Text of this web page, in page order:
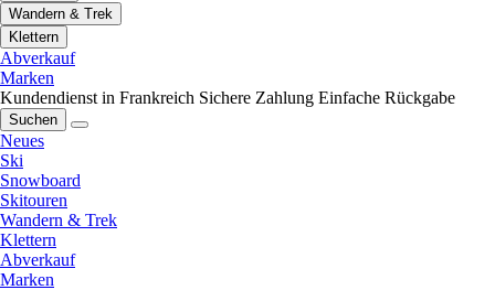
Wandern & Trek
Klettern
Abverkauf
Marken
Kundendienst in Frankreich Sichere Zahlung Einfache Rückgabe
Suchen
Neues
Ski
Snowboard
Skitouren
Wandern & Trek
Klettern
Abverkauf
Marken